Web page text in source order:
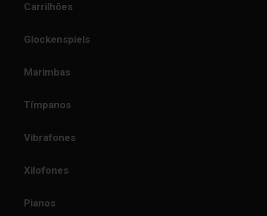
Carrilhões
Glockenspiels
Marimbas
Tímpanos
Vibrafones
Xilofones
Pianos